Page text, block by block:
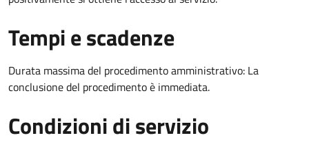
Tempi e scadenze
Durata massima del procedimento amministrativo: La
conclusione del procedimento è immediata.
Condizioni di servizio